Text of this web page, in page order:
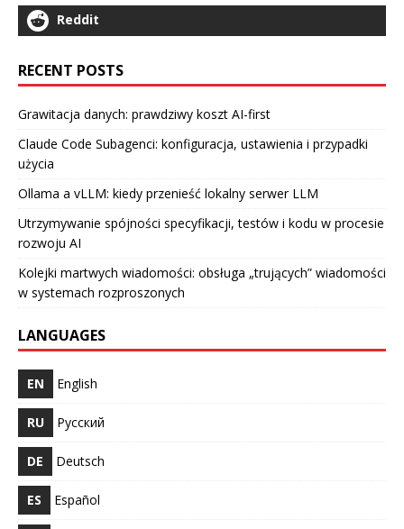
Reddit
RECENT POSTS
Grawitacja danych: prawdziwy koszt AI-first
Claude Code Subagenci: konfiguracja, ustawienia i przypadki
użycia
Ollama a vLLM: kiedy przenieść lokalny serwer LLM
Utrzymywanie spójności specyfikacji, testów i kodu w procesie
rozwoju AI
Kolejki martwych wiadomości: obsługa „trujących” wiadomości
w systemach rozproszonych
LANGUAGES
EN English
RU Русский
DE Deutsch
ES Español